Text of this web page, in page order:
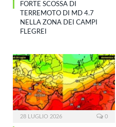
FORTE SCOSSA DI
TERREMOTO DI MD 4.7
NELLA ZONA DEI CAMPI
FLEGREI
28 LUGLIO 2026 0